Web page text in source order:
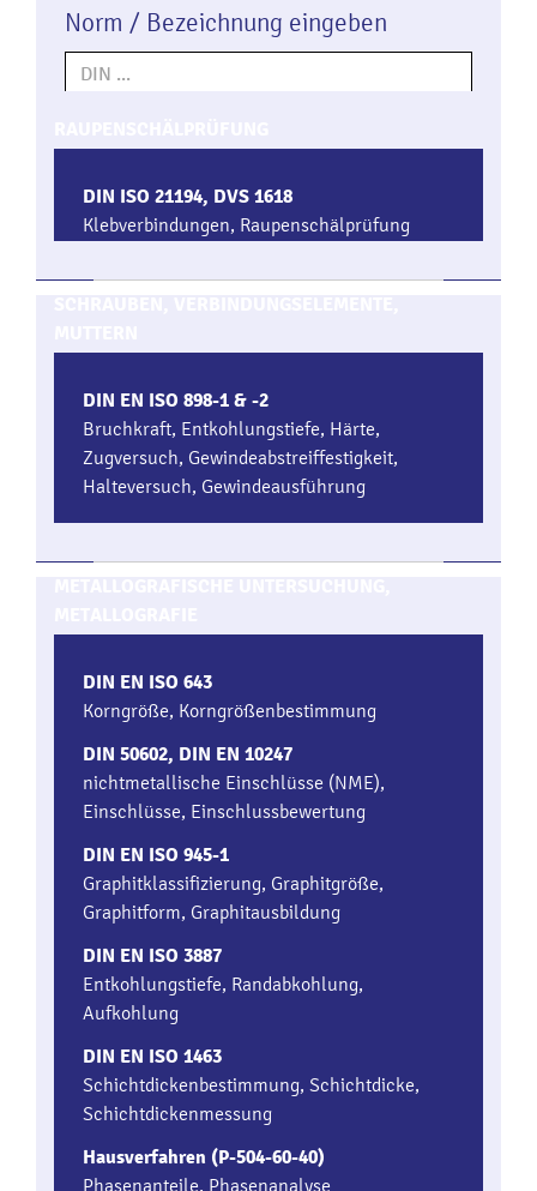
Norm / Bezeichnung eingeben
DIN ISO 21194, DVS 1618
Klebverbindungen, Raupenschälprüfung
DIN EN ISO 898-1 & -2
Bruchkraft, Entkohlungstiefe, Härte,
Zugversuch, Gewindeabstreiffestigkeit,
Halteversuch, Gewindeausführung
DIN EN ISO 643
Korngröße, Korngrößenbestimmung
DIN 50602, DIN EN 10247
nichtmetallische Einschlüsse (NME),
Einschlüsse, Einschlussbewertung
DIN EN ISO 945-1
Graphitklassifizierung, Graphitgröße,
Graphitform, Graphitausbildung
DIN EN ISO 3887
Entkohlungstiefe, Randabkohlung,
Aufkohlung
DIN EN ISO 1463
Schichtdickenbestimmung, Schichtdicke,
Schichtdickenmessung
Hausverfahren (P-504-60-40)
Phasenanteile, Phasenanalyse